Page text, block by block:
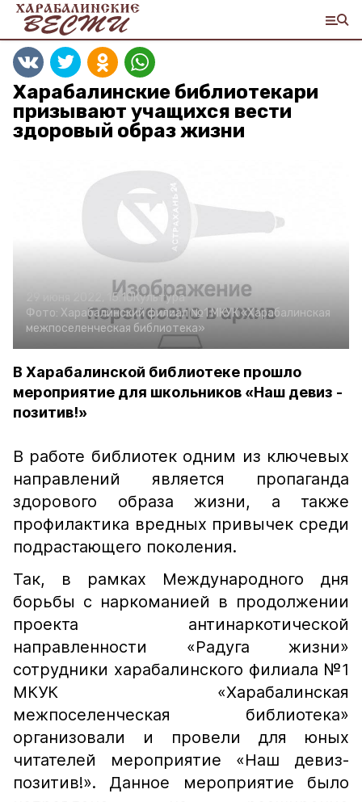
Харабалинские библиотекари
призывают учащихся вести
здоровый образ жизни
29 июня 2022, 15:10Культура
Фото: Харабалинский филиал №1 МКУК «Харабалинская
межпоселенческая библиотека»
В Харабалинской библиотеке прошло
мероприятие для школьников «Наш девиз -
позитив!»
В работе библиотек одним из ключевых
направлений является пропаганда
здорового образа жизни, а также
профилактика вредных привычек среди
подрастающего поколения.
Так, в рамках Международного дня
борьбы с наркоманией в продолжении
проекта антинаркотической
направленности «Радуга жизни»
сотрудники харабалинского филиала №1
МКУК «Харабалинская
межпоселенческая библиотека»
организовали и провели для юных
читателей мероприятие «Наш девиз-
позитив!». Данное мероприятие было